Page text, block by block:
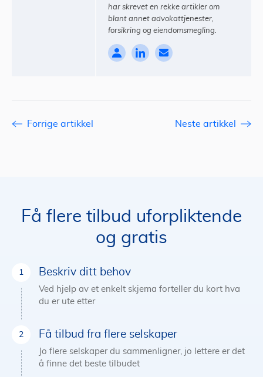
har skrevet en rekke artikler om
blant annet advokattjenester,
forsikring og eiendomsmegling.
Forrige artikkel Neste artikkel
Få flere tilbud uforpliktende
og gratis
Beskriv ditt behov
Ved hjelp av et enkelt skjema forteller du kort hva
du er ute etter
Få tilbud fra flere selskaper
Jo flere selskaper du sammenligner, jo lettere er det
å finne det beste tilbudet